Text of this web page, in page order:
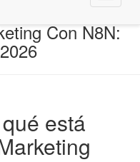
Con N8N:
está